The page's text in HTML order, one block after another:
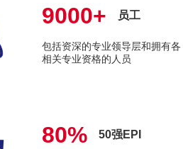
9000+ 员工
包括资深的专业领导层和拥有各
相关专业资格的人员
80% 50强EPI